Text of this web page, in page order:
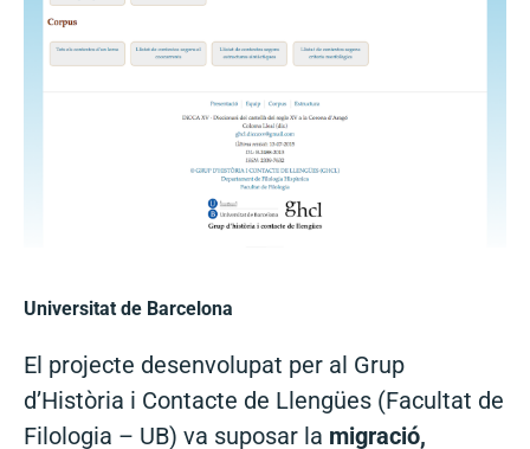
Universitat de Barcelona
El projecte desenvolupat per al Grup
d’Història i Contacte de Llengües (Facultat de
Filologia – UB) va suposar la migració,